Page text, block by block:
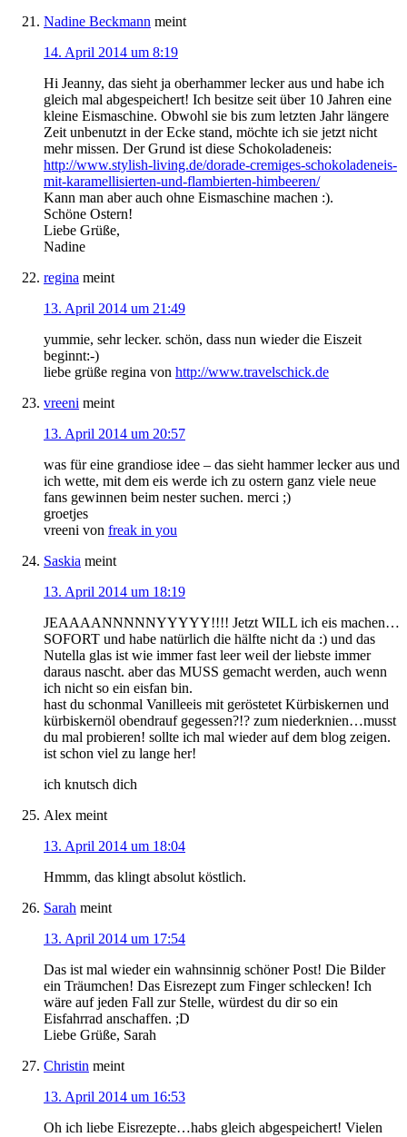
Nadine Beckmann meint
14. April 2014 um 8:19
Hi Jeanny, das sieht ja oberhammer lecker aus und habe ich
gleich mal abgespeichert! Ich besitze seit über 10 Jahren eine
kleine Eismaschine. Obwohl sie bis zum letzten Jahr längere
Zeit unbenutzt in der Ecke stand, möchte ich sie jetzt nicht
mehr missen. Der Grund ist diese Schokoladeneis:
http://www.stylish-living.de/dorade-cremiges-schokoladeneis-
mit-karamellisierten-und-flambierten-himbeeren/
Kann man aber auch ohne Eismaschine machen :).
Schöne Ostern!
Liebe Grüße,
Nadine
regina meint
13. April 2014 um 21:49
yummie, sehr lecker. schön, dass nun wieder die Eiszeit
beginnt:-)
liebe grüße regina von http://www.travelschick.de
vreeni meint
13. April 2014 um 20:57
was für eine grandiose idee – das sieht hammer lecker aus und
ich wette, mit dem eis werde ich zu ostern ganz viele neue
fans gewinnen beim nester suchen. merci ;)
groetjes
vreeni von freak in you
Saskia meint
13. April 2014 um 18:19
JEAAAANNNNNYYYYY!!!! Jetzt WILL ich eis machen…
SOFORT und habe natürlich die hälfte nicht da :) und das
Nutella glas ist wie immer fast leer weil der liebste immer
daraus nascht. aber das MUSS gemacht werden, auch wenn
ich nicht so ein eisfan bin.
hast du schonmal Vanilleeis mit geröstetet Kürbiskernen und
kürbiskernöl obendrauf gegessen?!? zum niederknien…musst
du mal probieren! sollte ich mal wieder auf dem blog zeigen.
ist schon viel zu lange her!
ich knutsch dich
Alex meint
13. April 2014 um 18:04
Hmmm, das klingt absolut köstlich.
Sarah meint
13. April 2014 um 17:54
Das ist mal wieder ein wahnsinnig schöner Post! Die Bilder
ein Träumchen! Das Eisrezept zum Finger schlecken! Ich
wäre auf jeden Fall zur Stelle, würdest du dir so ein
Eisfahrrad anschaffen. ;D
Liebe Grüße, Sarah
Christin meint
13. April 2014 um 16:53
Oh ich liebe Eisrezepte…habs gleich abgespeichert! Vielen